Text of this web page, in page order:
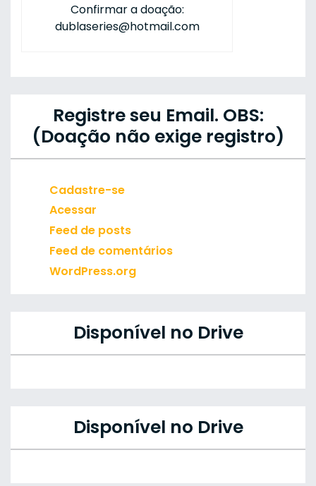
Confirmar a doação:
dublaseries@hotmail.com
Registre seu Email. OBS:
(Doação não exige registro)
Cadastre-se
Acessar
Feed de posts
Feed de comentários
WordPress.org
Disponível no Drive
Disponível no Drive